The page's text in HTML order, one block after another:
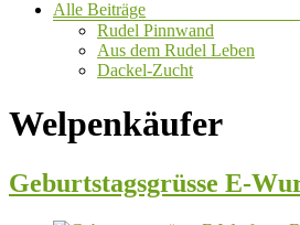
Alle Beiträge
Rudel Pinnwand
Aus dem Rudel Leben
Dackel-Zucht
Welpenkäufer
Geburtstagsgrüsse E-